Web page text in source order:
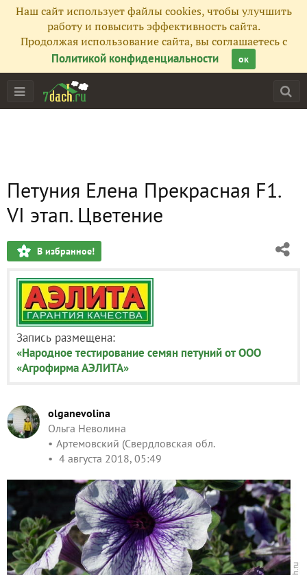
Наш сайт использует файлы cookies, чтобы улучшить
работу и повысить эффективность сайта.
Продолжая использование сайта, вы соглашаетесь с
Политикой конфиденциальности
ок
Петуния Елена Прекрасная F1.
VI этап. Цветение
В избранное!
Запись размещена:
«Народное тестирование семян петуний от ООО
«Агрофирма АЭЛИТА»
olganevolina
Ольга Неволина
Артемовский (Свердловская обл.
4 августа 2018, 05:49